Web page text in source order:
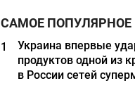
САМОЕ ПОПУЛЯРНОЕ
1
Украина впервые
продуктов одной из
в России сетей